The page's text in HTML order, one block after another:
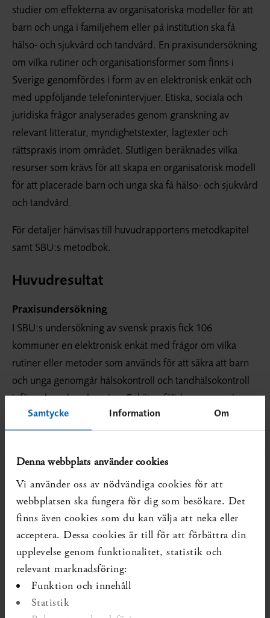
Samtycke Information Om
Denna webbplats använder cookies
Vi använder oss av nödvändiga cookies för att
webbplatsen ska fungera för dig som besökare. Det
finns även cookies som du kan välja att neka eller
acceptera. Dessa cookies är till för att förbättra din
upplevelse genom funktionalitet, statistik och
relevant marknadsföring:
Funktion och innehåll
Statistik
studier om effekterna av organisatoriska modeller för att
barn och unga i familje­hem eller på institution ska få
hälso- och sjukvård och tandvård. En praxisundersökning
om vilka rutiner och organisationsformer som finns i
Sverige genomfördes i form av en elektronisk enkät och
med uppföljande telefonintervjuer. Etiska, sociala och
juridiska frågor analyserades genom granskning av
relevant litteratur, myndighetstexter, lagtexter och
rättspraxis inom området. Slutligen beräknades vilka
resurser som krävs för att skapa en organisatorisk modell
för att placerade barn och unga ska få hälso- och sjukvård
och tandvård.
För detaljer hänvisas till huvudrapportens metod­kapitel
samt SBU:s metodbok.
Huvudresultat
Praxisundersökning
I SBU:s undersökning av svensk praxis fick 106
kommuner en elektronisk enkät med frågor om vilka
rutiner eller metoder som används för att säkra att barn
och unga genomgår hälsokontroll och tandhälso­kontroll
inför och under placering. Enkäten följdes upp med
telefonintervjuer med frågor om dessa under­sökningar
genomförs i praktiken. Sammantaget visar resultaten att
att barnens och de ungas hälsa och tandhälsa undersöks
men att endast ett fåtal kommuner ser till att initiala och
uppföljande hälsoundersökningar samt
tandhälsoundersökningar faktiskt blir av för alla barn.
Systematisk översikt
I den systematiska översikten har vi inte identifierat
någon studie med låg eller medelhög risk för
snedvridning som undersökt effekterna av